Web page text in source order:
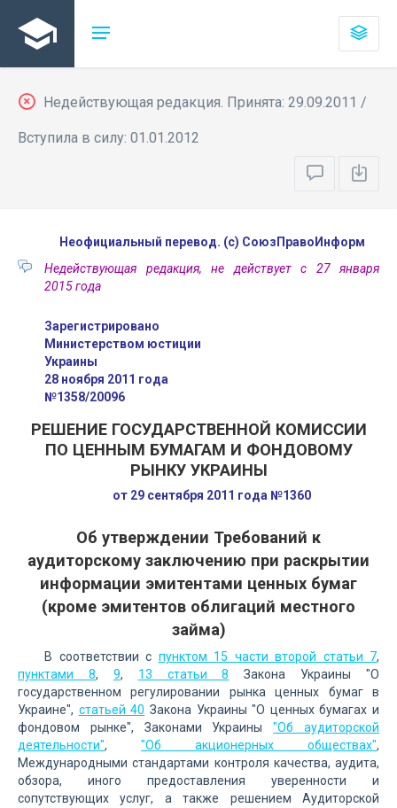
Недействующая редакция. Принята: 29.09.2011 /
Вступила в силу: 01.01.2012
Неофициальный перевод. (с) СоюзПравоИнформ
Недействующая редакция, не действует с 27 января
2015 года
Зарегистрировано
Министерством юстиции
Украины
28 ноября 2011 года
№1358/20096
РЕШЕНИЕ ГОСУДАРСТВЕННОЙ КОМИССИИ
ПО ЦЕННЫМ БУМАГАМ И ФОНДОВОМУ
РЫНКУ УКРАИНЫ
от 29 сентября 2011 года №1360
Об утверждении Требований к
аудиторскому заключению при раскрытии
информации эмитентами ценных бумаг
(кроме эмитентов облигаций местного
займа)
В соответствии с пунктом 15 части второй статьи 7,
пунктами 8, 9, 13 статьи 8 Закона Украины "О
государственном регулировании рынка ценных бумаг в
Украине", статьей 40 Закона Украины "О ценных бумагах и
фондовом рынке", Законами Украины"Об аудиторской
деятельности", "Об акционерных обществах",
Международными стандартами контроля качества, аудита,
обзора, иного предоставления уверенности и
сопутствующих услуг, а также решением Аудиторской